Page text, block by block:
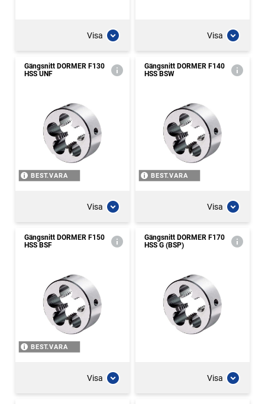
Visa Visa
Gängsnitt DORMER F130
HSS UNF
BEST.VARA
Visa
Gängsnitt DORMER F140
HSS BSW
BEST.VARA
Visa
Gängsnitt DORMER F150
HSS BSF
BEST.VARA
Visa
Gängsnitt DORMER F170
HSS G (BSP)
Visa